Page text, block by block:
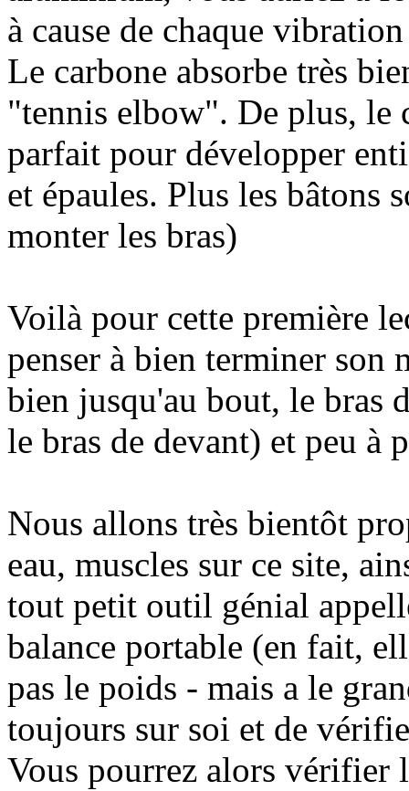
à cause de chaque
Le carbone absorbe très
"tennis elbow". De plus, le
parfait pour développer
et épaules. Plus les bâtons
monter les bras)
Voilà pour cette première
penser à bien terminer son
bien jusqu'au bout, le bras
le bras de devant) et peu à
Nous allons très bientôt
eau, muscles sur ce site,
tout petit outil génial
balance portable (en fait,
pas le poids - mais a le
toujours sur soi et de
Vous pourrez alors vérifier